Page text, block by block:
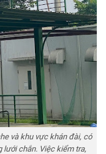
và khu vực khán đài, có
lưới chắn. Việc kiểm tra,